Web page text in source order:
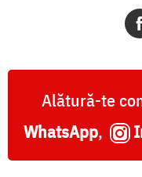
Alătură-te
WhatsApp,